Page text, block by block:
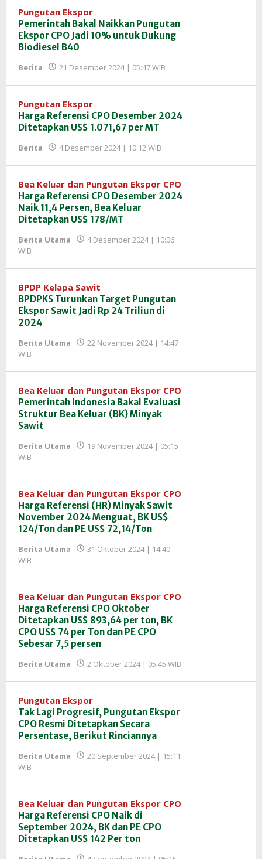
Pungutan Ekspor
Pemerintah Bakal Naikkan Pungutan
Ekspor CPO Jadi 10% untuk Dukung
Biodiesel B40
Berita 21 Desember 2024 | 05:47 WIB
InfoSAWIT
Pungutan Ekspor
Harga Referensi CPO Desember 2024
Ditetapkan US$ 1.071,67 per MT
Berita 4 Desember 2024 | 10:12 WIB
InfoSAWIT
Bea Keluar dan Pungutan Ekspor CPO
Harga Referensi CPO Desember 2024
Naik 11,4 Persen, Bea Keluar
Ditetapkan US$ 178/MT
Berita Utama
4 Desember 2024 | 10:06
WIB
InfoSAWIT
BPDP Kelapa Sawit
BPDPKS Turunkan Target Pungutan
Ekspor Sawit Jadi Rp 24 Triliun di
2024
Berita Utama
22 November 2024 | 14:47
WIB
InfoSAWIT
Bea Keluar dan Pungutan Ekspor CPO
Pemerintah Indonesia Bakal Evaluasi
Struktur Bea Keluar (BK) Minyak
Sawit
Berita Utama
19 November 2024 | 05:15
WIB
InfoSAWIT
Bea Keluar dan Pungutan Ekspor CPO
Harga Referensi (HR) Minyak Sawit
November 2024 Menguat, BK US$
124/Ton dan PE US$ 72,14/Ton
Berita Utama
31 Oktober 2024 | 14:40
WIB
InfoSAWIT
Bea Keluar dan Pungutan Ekspor CPO
Harga Referensi CPO Oktober
Ditetapkan US$ 893,64 per ton, BK
CPO US$ 74 per Ton dan PE CPO
Sebesar 7,5 persen
Berita Utama 2 Oktober 2024 | 05:45 WIB
InfoSAWIT
Pungutan Ekspor
Tak Lagi Progresif, Pungutan Ekspor
CPO Resmi Ditetapkan Secara
Persentase, Berikut Rinciannya
Berita Utama
20 September 2024 | 15:11
WIB
InfoSAWIT
Bea Keluar dan Pungutan Ekspor CPO
Harga Referensi CPO Naik di
September 2024, BK dan PE CPO
Ditetapkan US$ 142 Per ton